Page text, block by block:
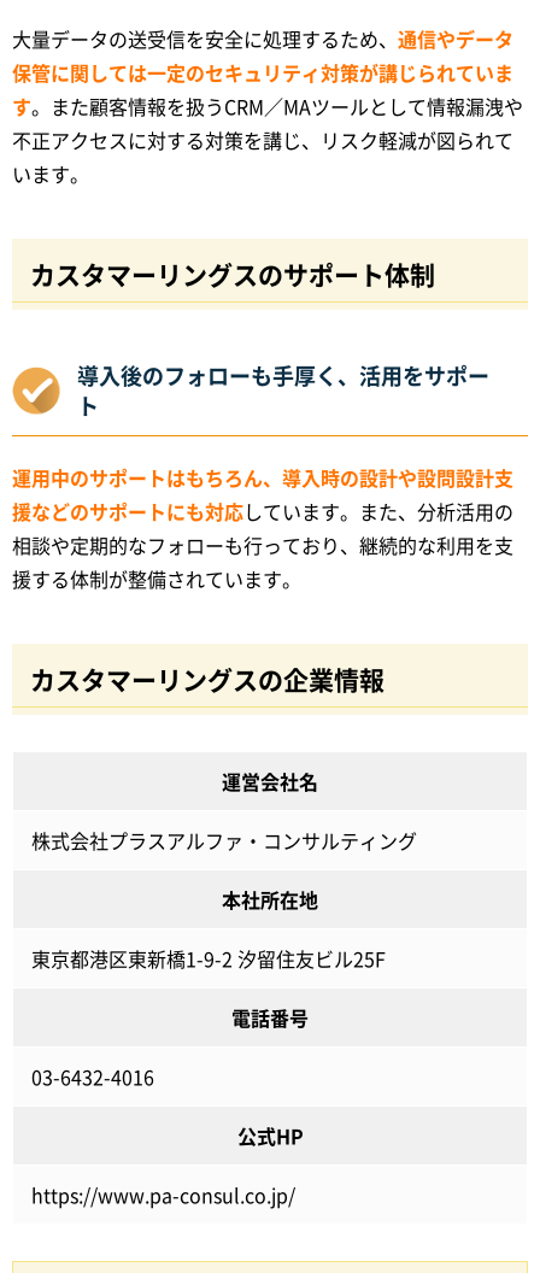
大量データの送受信を安全に処理するため、 通信やデータ
保管に関しては一定のセキュリティ対策が講じられていま
す。また顧客情報を扱うCRM／MAツールとして情報漏洩や
不正アクセスに対する対策を講じ、リスク軽減が図られて
います。
カスタマーリングスのサポート体制
導入後のフォローも手厚く、活用をサポー
ト
運用中のサポートはもちろん、導入時の設計や設問設計支
援などのサポートにも対応しています。また、分析活用の
相談や定期的なフォローも行っており、継続的な利用を支
援する体制が整備されています。
カスタマーリングスの企業情報
運営会社名
株式会社プラスアルファ・コンサルティング
本社所在地
東京都港区東新橋1-9-2 汐留住友ビル25F
電話番号
03-6432-4016
公式HP
https://www.pa-consul.co.jp/